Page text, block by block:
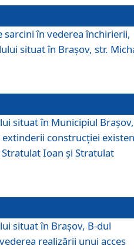
sarcini în vederea închirierii,
situat în Braşov, str.
situat în Municipiul
construcţiei
Ioan şi Stratulat
situat în Braşov, B-dul
realizării unui acces